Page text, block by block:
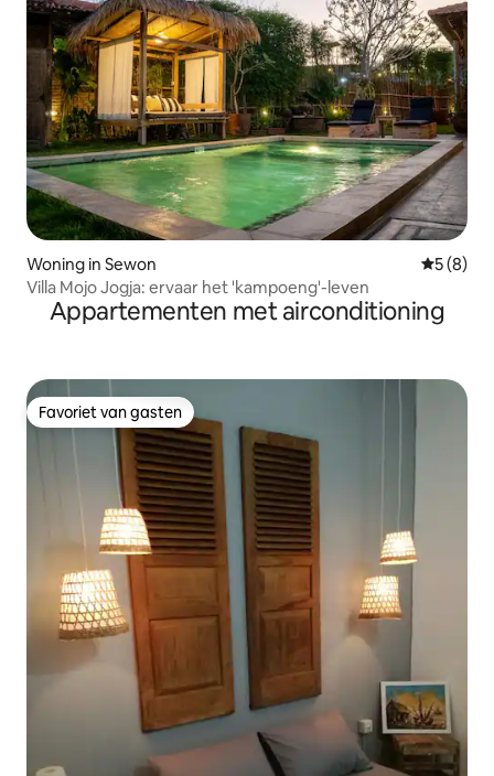
Woning in Sewon
5 (8)
Villa Mojo Jogja: ervaar het 'kampoeng'-leven
Appartementen met airconditioning
Favoriet van gasten
Favoriet van gasten